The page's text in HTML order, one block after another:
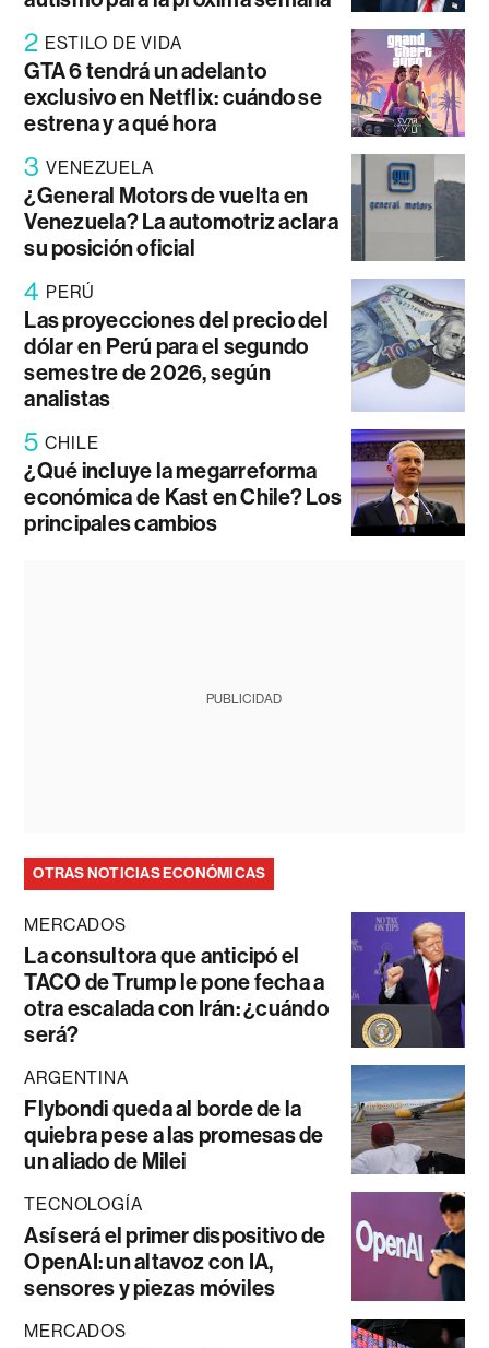
2 ESTILO DE VIDA
GTA 6 tendrá un adelanto
exclusivo en Netflix: cuándo se
estrena y a qué hora
3 VENEZUELA
¿General Motors de vuelta en
Venezuela? La automotriz aclara
su posición oficial
4 PERÚ
Las proyecciones del precio del
dólar en Perú para el segundo
semestre de 2026, según
analistas
5 CHILE
¿Qué incluye la megarreforma
económica de Kast en Chile? Los
principales cambios
PUBLICIDAD
OTRAS NOTICIAS ECONÓMICAS
MERCADOS
La consultora que anticipó el
TACO de Trump le pone fecha a
otra escalada con Irán: ¿cuándo
será?
ARGENTINA
Flybondi queda al borde de la
quiebra pese a las promesas de
un aliado de Milei
TECNOLOGÍA
Así será el primer dispositivo de
OpenAI: un altavoz con IA,
sensores y piezas móviles
MERCADOS